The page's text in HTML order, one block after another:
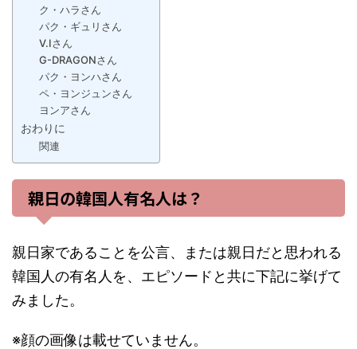
ク・ハラさん
パク・ギュリさん
V.Iさん
G-DRAGONさん
パク・ヨンハさん
ペ・ヨンジュンさん
ヨンアさん
おわりに
関連
親日の韓国人有名人は？
親日家であることを公言、または親日だと思われる
韓国人の有名人を、エピソードと共に下記に挙げて
みました。
※顔の画像は載せていません。